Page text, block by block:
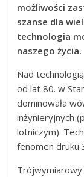
możliwości
szanse dla
technologia
naszego życia.
Nad
od lat 80. w
dominowała
inżynieryjnych
lotniczym).
fenomen druku